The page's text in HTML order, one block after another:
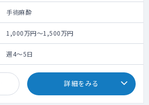
手術麻酔
1,000万円～1,500万円
週4～5日
詳細をみる